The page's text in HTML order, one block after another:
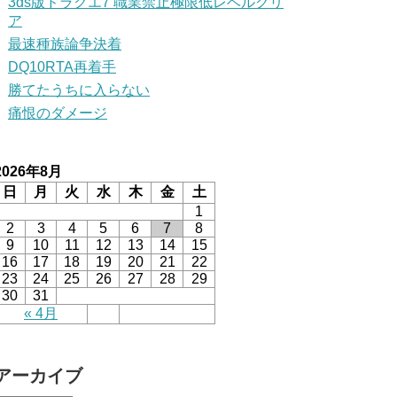
ア
最速種族論争決着
DQ10RTA再着手
勝てたうちに入らない
痛恨のダメージ
年8月
日
月 火 水 木 金 土
« 4月
1
2
3 4 5 6 7
8
9
10 11 12 13 14
15
16
17 18 19 20 21
22
23
24 25 26 27 28
29
30
31
ーカイブ